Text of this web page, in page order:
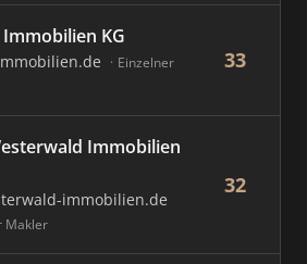
KG
Einzelner
33
Immobilien
immobilien.de
Makler
32